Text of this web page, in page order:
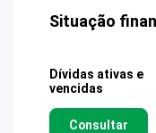
Situação
Dívidas ativas e
vencidas
Consultar